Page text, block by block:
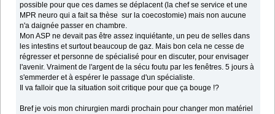
possible pour que ces dames se déplacent (la chef se service et une
MPR neuro qui a fait sa thèse sur la coecostomie) mais non aucune
n'a daignée passer en chambre.
Mon ASP ne devait pas être assez inquiétante, un peu de selles dans
les intestins et surtout beaucoup de gaz. Mais bon cela ne cesse de
régresser et personne de spécialisé pour en discuter, pour envisager
l'avenir. Vraiment de l'argent de la sécu foutu par les fenêtres. 5 jours à
s'emmerder et à espérer le passage d'un spécialiste.
Il va falloir que la situation soit critique pour que ça bouge !?
Bref je vois mon chirurgien mardi prochain pour changer mon matériel